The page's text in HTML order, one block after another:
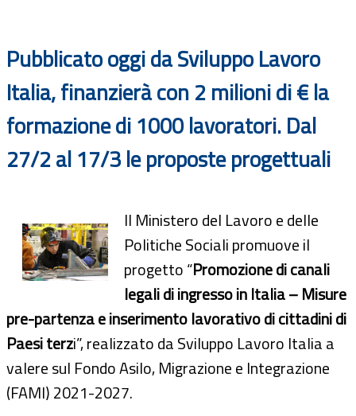
Pubblicato oggi da Sviluppo Lavoro
Italia, finanzierà con 2 milioni di € la
formazione di 1000 lavoratori. Dal
27/2 al 17/3 le proposte progettuali
Il Ministero del Lavoro e delle
Politiche Sociali promuove il
progetto “Promozione di canali
legali di ingresso in Italia – Misure
pre-partenza e inserimento lavorativo di cittadini di
Paesi terzi”, realizzato da Sviluppo Lavoro Italia a
valere sul Fondo Asilo, Migrazione e Integrazione
(FAMI) 2021-2027.